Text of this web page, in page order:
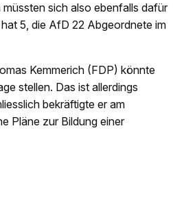
sich also ebenfalls dafür
5, die AfD 22 Abgeordnete im
Kemmerich (FDP) könnte
stellen. Das ist allerdings
bekräftigte er am
Pläne zur Bildung einer